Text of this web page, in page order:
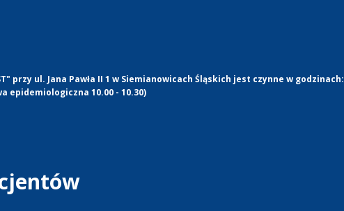
przy ul. Jana Pawła II 1 w Siemianowicach Śląskich jest czynne w godzinach:
epidemiologiczna 10.00 - 10.30)